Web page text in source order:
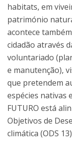
habitats, em
património
acontece
cidadão através
voluntariado
e manutenção),
que pretendem
espécies nativas
FUTURO está
Objetivos de
climática (ODS